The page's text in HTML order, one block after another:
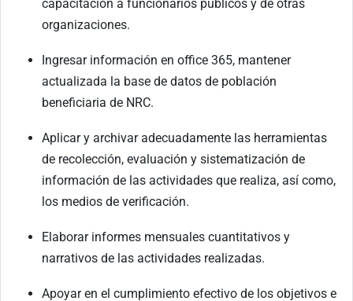
capacitación a funcionarios públicos y de otras
organizaciones.
Ingresar información en office 365, mantener
actualizada la base de datos de población
beneficiaria de NRC.
Aplicar y archivar adecuadamente las herramientas
de recolección, evaluación y sistematización de
información de las actividades que realiza, así como,
los medios de verificación.
Elaborar informes mensuales cuantitativos y
narrativos de las actividades realizadas.
Apoyar en el cumplimiento efectivo de los objetivos e